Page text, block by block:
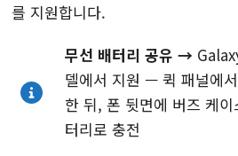
를 지원합니다.
무선 배터리 공유 →
델에서 지원 — 퀵 패널에
한 뒤, 폰 뒷면에 버즈 케
터리로 충전